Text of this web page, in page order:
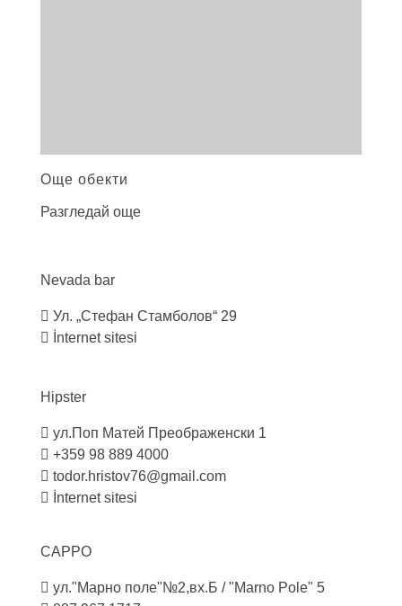
Още обекти
Разгледай още
Nevada bar
Ул. „Стефан Стамболов“ 29
İnternet sitesi
Hipster
ул.Поп Матей Преображенски 1
+359 98 889 4000
todor.hristov76@gmail.com
İnternet sitesi
CAPPO
ул."Марно поле"№2,вх.Б / "Marno Pole" 5